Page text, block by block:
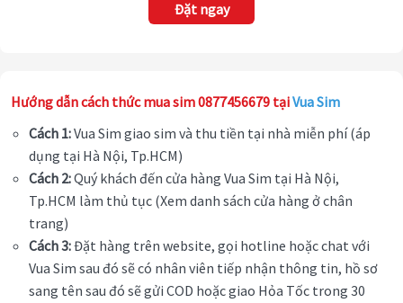
Đặt ngay
Hướng dẫn cách thức mua sim 0877456679 tạiVua Sim
Cách 1:Vua Sim giao sim và thu tiền tại nhà miễn phí (áp
dụng tại Hà Nội, Tp.HCM)
Cách 2:Quý khách đến cửa hàng Vua Sim tại Hà Nội,
Tp.HCM làm thủ tục (Xem danh sách cửa hàng ở chân
trang)
Cách 3:Đặt hàng trên website, gọi hotline hoặc chat với
Vua Sim sau đó sẽ có nhân viên tiếp nhận thông tin, hồ sơ
sang tên sau đó sẽ gửi COD hoặc giao Hỏa Tốc trong 30